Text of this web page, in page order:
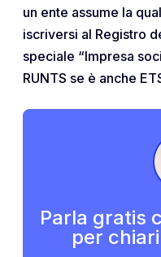
un ente assume la
iscriversi al Registro
speciale “Impresa
RUNTS se è anche
Parla gratis
per